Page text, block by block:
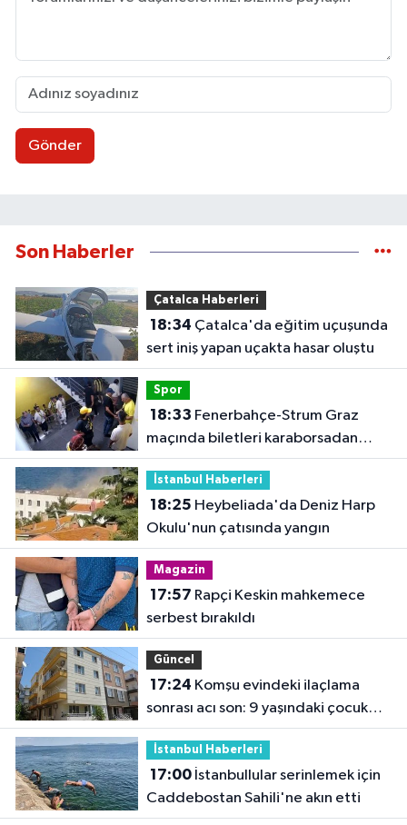
Gönder
Son Haberler
Çatalca Haberleri
18:34
sert iniş yapan uçakta hasar oluştu
Spor
18:33
maçında biletleri karaborsadan
satan 2 şüpheli tutuklandı
İstanbul Haberleri
18:25
Okulu'nun çatısında yangın
Magazin
17:57
serbest bırakıldı
Güncel
17:24
sonrası acı son: 9 yaşındaki çocuk
hayatını kaybetti
İstanbul Haberleri
17:00İstanbullular serinlemek için
Caddebostan Sahili'ne akın etti